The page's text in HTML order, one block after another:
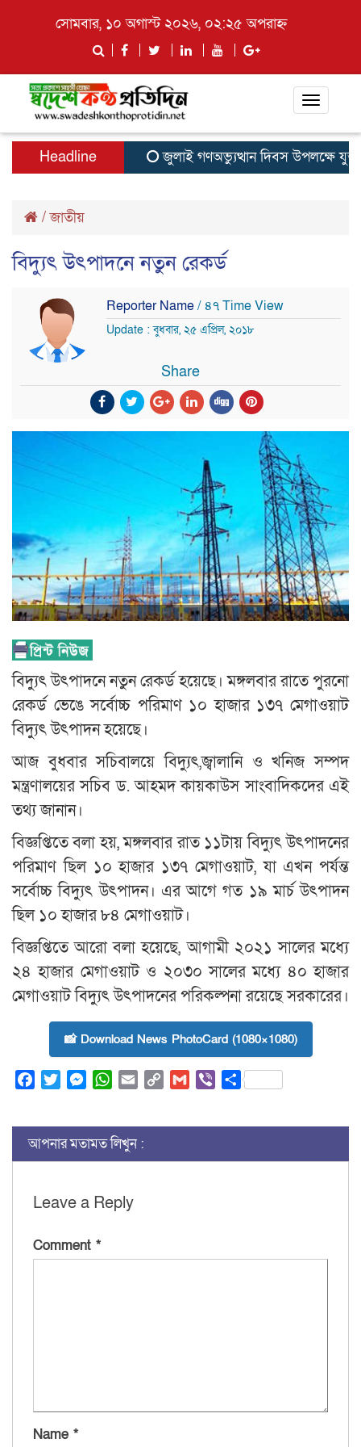
সোমবার, ১০ অগাস্ট ২০২৬, ০২:২৫ অপরাহ্ন
Toggle
Headline
জুলাই গণঅভ্যুত্থান দিবস উপলক্ষে
/জাতীয়
বিদ্যুৎ উৎপাদনে নতুন রেকর্ড
Reporter Name/ ৪৭ Time View
Update : বুধবার, ২৫ এপ্রিল, ২০১৮
Share
বিদ্যুৎ উৎপাদনে নতুন রেকর্ড হয়েছে। মঙ্গলবার রাতে পুরনো
রেকর্ড ভেঙে সর্বোচ্চ পরিমাণ ১০ হাজার ১৩৭ মেগাওয়াট
বিদ্যুৎ উৎপাদন হয়েছে।
আজ বুধবার সচিবালয়ে বিদ্যুৎ,জ্বালানি ও খনিজ সম্পদ
মন্ত্রণালয়ের সচিব ড. আহমদ কায়কাউস সাংবাদিকদের এই
তথ্য জানান।
বিজ্ঞপ্তিতে বলা হয়, মঙ্গলবার রাত ১১টায় বিদ্যুৎ উৎপাদনের
পরিমাণ ছিল ১০ হাজার ১৩৭ মেগাওয়াট, যা এখন পর্যন্ত
সর্বোচ্চ বিদ্যুৎ উৎপাদন। এর আগে গত ১৯ মার্চ উৎপাদন
ছিল ১০ হাজার ৮৪ মেগাওয়াট।
বিজ্ঞপ্তিতে আরো বলা হয়েছে, আগামী ২০২১ সালের মধ্যে
২৪ হাজার মেগাওয়াট ও ২০৩০ সালের মধ্যে ৪০ হাজার
মেগাওয়াট বিদ্যুৎ উৎপাদনের পরিকল্পনা রয়েছে সরকারের।
📸 Download News PhotoCard (1080×1080)
FacebookTwitterMessenger
WhatsApp
Email Copy
Gmail ViberShare
আপনার মতামত লিখুন :
Leave a Reply
Comment *
Name *